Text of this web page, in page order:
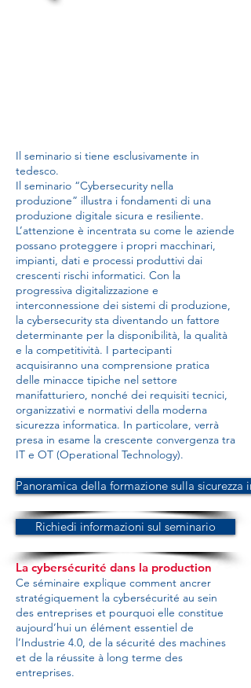
Il seminario si tiene esclusivamente in
tedesco.
Il seminario “Cybersecurity nella
produzione” illustra i fondamenti di una
produzione digitale sicura e resiliente.
L’attenzione è incentrata su come le aziende
possano proteggere i propri macchinari,
impianti, dati e processi produttivi dai
crescenti rischi informatici. Con la
progressiva digitalizzazione e
interconnessione dei sistemi di produzione,
la cybersecurity sta diventando un fattore
determinante per la disponibilità, la qualità
e la competitività. I partecipanti
acquisiranno una comprensione pratica
delle minacce tipiche nel settore
manifatturiero, nonché dei requisiti tecnici,
organizzativi e normativi della moderna
sicurezza informatica. In particolare, verrà
presa in esame la crescente convergenza tra
IT e OT (Operational Technology).
Panoramica della formazione sulla
Richiedi informazioni sul seminario
La cybersécurité dans la production
Ce séminaire explique comment ancrer
stratégiquement la cybersécurité au sein
des entreprises et pourquoi elle constitue
aujourd’hui un élément essentiel de
l’Industrie 4.0, de la sécurité des machines
et de la réussite à long terme des
entreprises.